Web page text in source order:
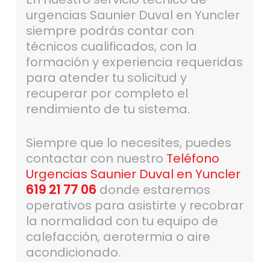
urgencias Saunier Duval en Yuncler
siempre podrás contar con
técnicos cualificados, con la
formación y experiencia requeridas
para atender tu solicitud y
recuperar por completo el
rendimiento de tu sistema.
Siempre que lo necesites, puedes
contactar con nuestro Teléfono
Urgencias Saunier Duval en Yuncler
619 21 77 06 donde estaremos
operativos para asistirte y recobrar
la normalidad con tu equipo de
calefacción, aerotermia o aire
acondicionado.